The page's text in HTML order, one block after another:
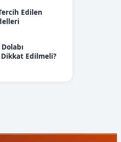
Edilen
Dikkat Edilmeli?